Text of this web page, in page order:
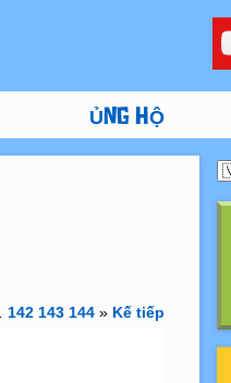
ỦNG HỘ
142 143 144 » Kế tiếp